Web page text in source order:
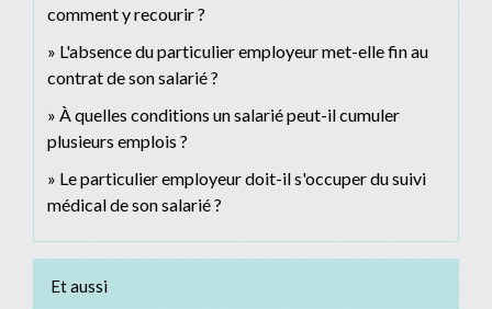
comment y recourir ?
L'absence du particulier employeur met-elle fin au
contrat de son salarié ?
À quelles conditions un salarié peut-il cumuler
plusieurs emplois ?
Le particulier employeur doit-il s'occuper du suivi
médical de son salarié ?
Et aussi